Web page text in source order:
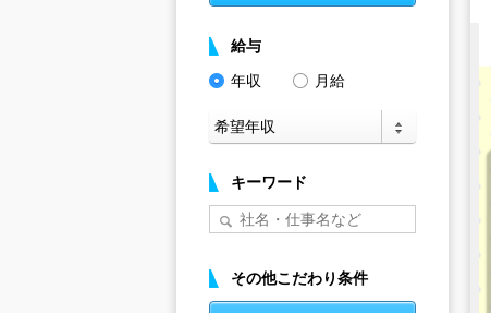
給与
年収
月給
キーワード
その他こだわり条件